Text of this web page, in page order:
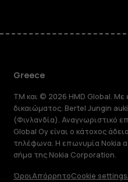
Greece
TM και © 2026 HMD Global.
δικαιώματος. Bertel Jungin
(Φινλανδία). Αναγνωριστικό
Global Oy είναι ο κάτοχος
τηλέφωνα. Η επωνυμία Nokia
σήμα της Nokia Corporation.
ΌροιΑπόρρητοCookie settings